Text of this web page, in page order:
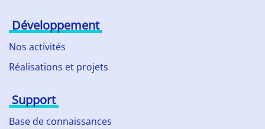
Développement
Nos activités
Réalisations et projets
Support
Base de connaissances